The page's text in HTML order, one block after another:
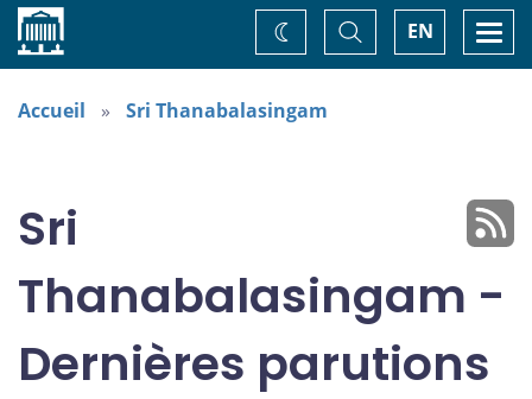
Accueil EN
Basculer
la
recherche
Changez
de
Accueil Sri Thanabalasingam
Sri
Thanabalasingam -
Dernières parutions